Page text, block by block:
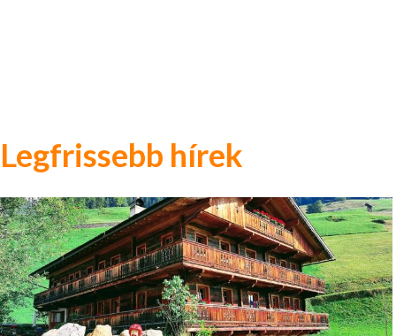
Legfrissebb hírek